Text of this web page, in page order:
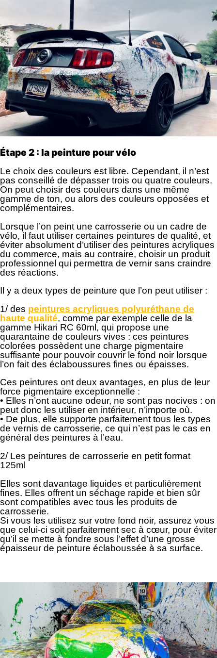
Étape 2 : la peinture pour vélo
Le choix des couleurs est libre. Cependant, il n’est
pas conseillé de dépasser trois ou quatre couleurs.
On peut choisir des couleurs dans une même
gamme de ton, ou alors des couleurs opposées et
complémentaires.
Lorsque l’on peint une carrosserie ou un cadre de
vélo, il faut utiliser certaines peintures de qualité, et
éviter absolument d’utiliser des peintures acryliques
du commerce, mais au contraire, choisir un produit
professionnel qui permettra de vernir sans craindre
des réactions.
Il y a deux types de peinture que l’on peut utiliser :
1/ des peintures acryliques polyuréthane de
haute qualité, comme par exemple celle de la
gamme Hikari RC 60ml, qui propose une
quarantaine de couleurs vives : ces peintures
colorées possèdent une charge pigmentaire
suffisante pour pouvoir couvrir le fond noir lorsque
l’on fait des éclaboussures fines ou épaisses.
Ces peintures ont deux avantages, en plus de leur
force pigmentaire exceptionnelle :
• Elles n’ont aucune odeur, ne sont pas nocives : on
peut donc les utiliser en intérieur, n’importe où.
• De plus, elle supporte parfaitement tous les types
de vernis de carrosserie, ce qui n’est pas le cas en
général des peintures à l’eau.
2/ Les peintures de carrosserie en petit format
125ml
Elles sont davantage liquides et particulièrement
fines. Elles offrent un séchage rapide et bien sûr
sont compatibles avec tous les produits de
carrosserie.
Si vous les utilisez sur votre fond noir, assurez vous
que celui-ci soit parfaitement sec à cœur, pour éviter
qu’il se mette à fondre sous l’effet d’une grosse
épaisseur de peinture éclaboussée à sa surface.